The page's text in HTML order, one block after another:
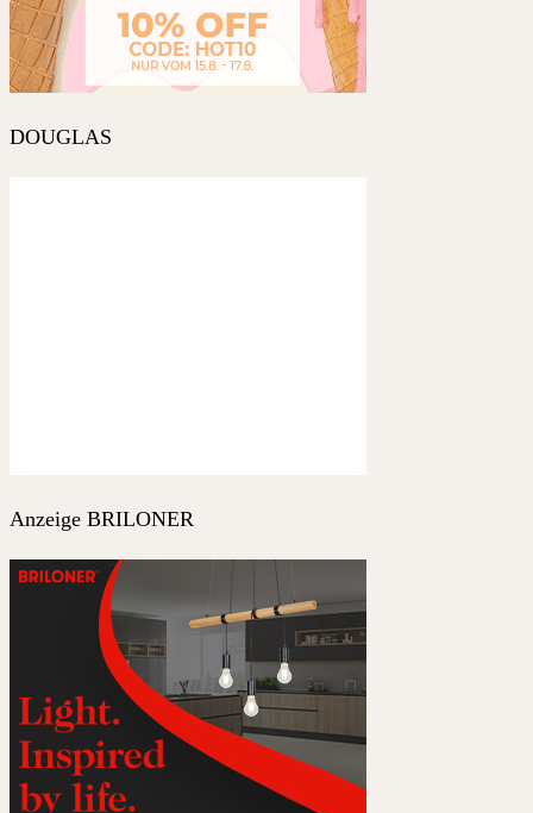
DOUGLAS
Anzeige BRILONER